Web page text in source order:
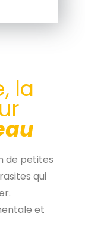
la
de petites
qui
et